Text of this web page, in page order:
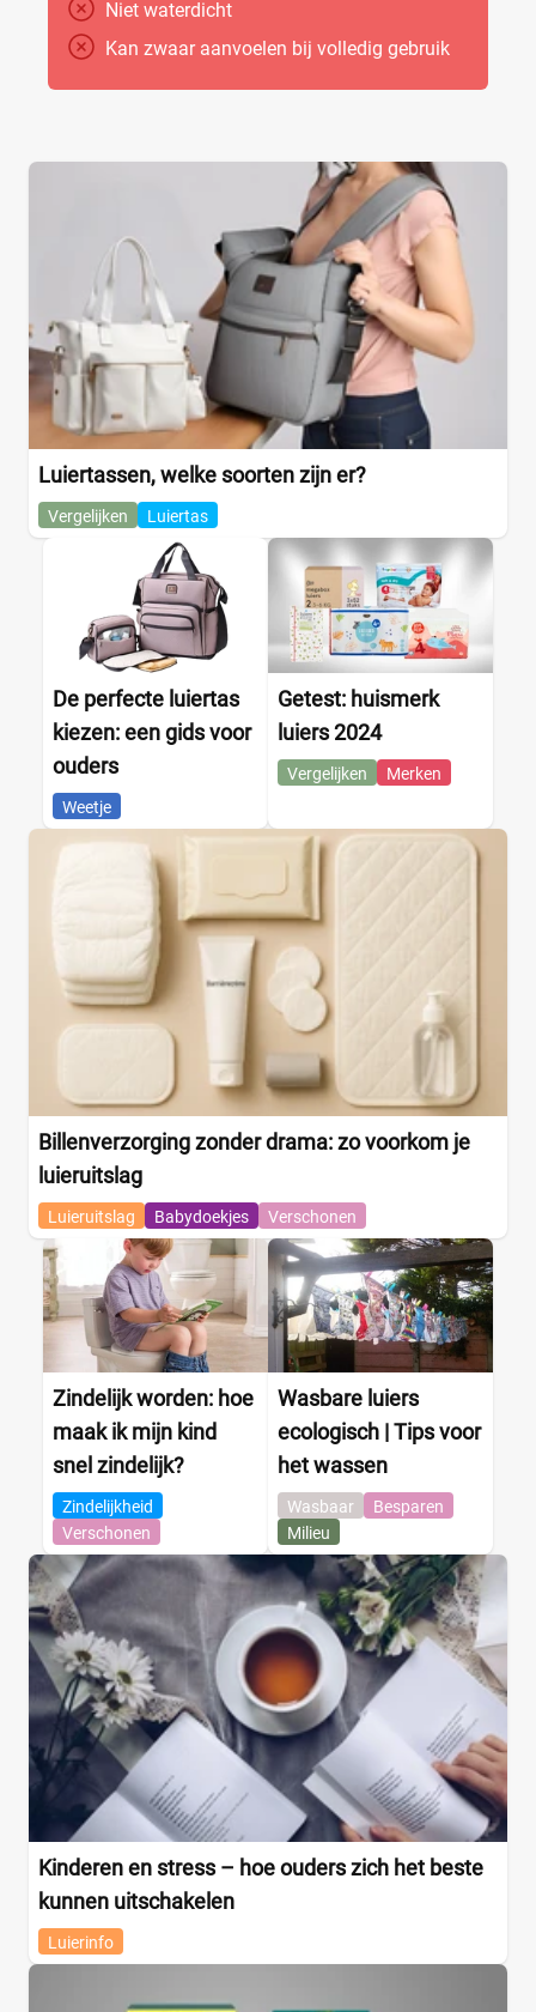
Niet waterdicht
Kan zwaar aanvoelen bij volledig gebruik
Luiertassen, welke soorten zijn er?
Vergelijken Luiertas
De perfecte luiertas
kiezen: een gids voor
ouders
Weetje
Getest: huismerk
luiers 2024
Vergelijken Merken
Billenverzorging zonder drama: zo voorkom je
luieruitslag
Luieruitslag Babydoekjes Verschonen
Zindelijk worden: hoe
maak ik mijn kind
snel zindelijk?
Zindelijkheid
Verschonen
Wasbare luiers
ecologisch | Tips voor
het wassen
Wasbaar
Besparen
Milieu
Kinderen en stress – hoe ouders zich het beste
kunnen uitschakelen
Luierinfo